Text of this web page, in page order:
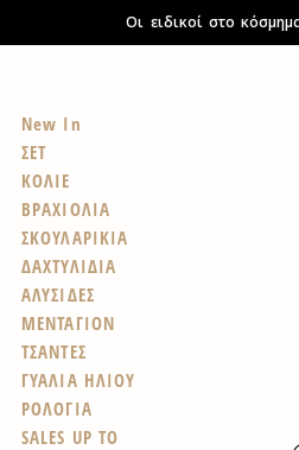
Οι ειδικοί στο
New In
ΣΕΤ
ΚΟΛΙΕ
ΒΡΑΧΙΟΛΙΑ
ΣΚΟΥΛΑΡΙΚΙΑ
ΔΑΧΤΥΛΙΔΙΑ
ΑΛΥΣΙΔΕΣ
ΜΕΝΤΑΓΙΟΝ
ΤΣΑΝΤΕΣ
ΓΥΑΛΙΑ ΗΛΙΟΥ
ΡΟΛΟΓΙΑ
SALES UP TO